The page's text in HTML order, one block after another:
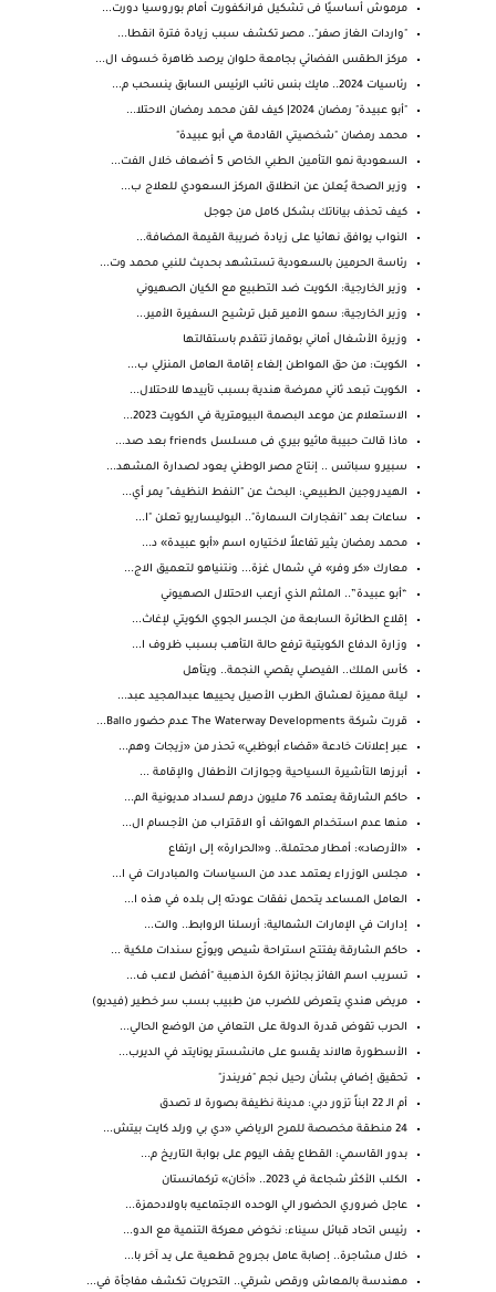
مرموش أساسيًا فى تشكيل فرانكفورت أمام بوروسيا دورت...
"واردات الغاز صفر".. مصر تكشف سبب زيادة فترة انقطا...
مركز الطقس الفضائي بجامعة حلوان يرصد ظاهرة خسوف ال...
رئاسيات 2024.. مايك بنس نائب الرئيس السابق ينسحب م...
"أبو عبيدة" رمضان 2024| كيف لقن محمد رمضان الاحتلا...
محمد رمضان "شخصيتي القادمة هي أبو عبيدة"
السعودية نمو التأمين الطبي الخاص 5 أضعاف خلال الفت...
وزير الصحة يُعلن عن انطلاق المركز السعودي للعلاج ب...
كيف تحذف بياناتك بشكل كامل من جوجل
النواب يوافق نهائيا على زيادة ضريبة القيمة المضافة...
رئاسة الحرمين بالسعودية تستشهد بحديث للنبي محمد وت...
وزير الخارجية: الكويت ضد التطبيع مع الكيان الصهيوني
وزير الخارجية: سمو الأمير قبل ترشيح السفيرة الأمير...
وزيرة الأشغال أماني بوقماز تتقدم باستقالتها
الكويت: من حق المواطن إلغاء إقامة العامل المنزلي ب...
الكويت تبعد ثاني ممرضة هندية بسبب تأييدها للاحتلال...
الاستعلام عن موعد البصمة البيومترية في الكويت 2023...
ماذا قالت حبيبة ماثيو بيري فى مسلسل friends بعد صد...
سبيرو سباتس .. إنتاج مصر الوطني يعود لصدارة المشهد...
الهيدروجين الطبيعي: البحث عن "النفط النظيف" يمر أي...
ساعات بعد "انفجارات السمارة".. البوليساريو تعلن "ا...
محمد رمضان يثير تفاعلاً لاختياره اسم «أبو عبيدة» د...
معارك «كر وفر» في شمال غزة... ونتنياهو لتعميق الاج...
“أبو عبيدة”.. الملثم الذي أرعب الاحتلال الصهيوني
إقلاع الطائرة السابعة من الجسر الجوي الكويتي لإغاث...
وزارة الدفاع الكويتية ترفع حالة التأهب بسبب ظروف ا...
كأس الملك.. الفيصلي يقصي النجمة.. ويتأهل
ليلة مميزة لعشاق الطرب الأصيل يحييها عبدالمجيد عبد...
قررت شركة The Waterway Developments عدم حضور Ballo...
عبر إعلانات خادعة «قضاء أبوظبي» تحذر من «زيجات وهم...
أبرزها التأشيرة السياحية وجوازات الأطفال والإقامة ...
حاكم الشارقة يعتمد 76 مليون درهم لسداد مديونية الم...
منها عدم استخدام الهواتف أو الاقتراب من الأجسام ال...
«الأرصاد»: أمطار محتملة.. و«الحرارة» إلى ارتفاع
مجلس الوزراء يعتمد عدد من السياسات والمبادرات في ا...
العامل المساعد يتحمل نفقات عودته إلى بلده في هذه ا...
إدارات في الإمارات الشمالية: أرسلنا الروابط.. والت...
حاكم الشارقة يفتتح استراحة شيص ويوزّع سندات ملكية ...
تسريب اسم الفائز بجائزة الكرة الذهبية "أفضل لاعب ف...
مريض هندي يتعرض للضرب من طبيب بسب سر خطير (فيديو)
الحرب تقوض قدرة الدولة على التعافي من الوضع الحالي...
الأسطورة هالاند يقسو على مانشستر يونايتد في الديرب...
تحقيق إضافي بشأن رحيل نجم "فريندز"
أم الـ 22 ابناً تزور دبي: مدينة نظيفة بصورة لا تصدق
24 منطقة مخصصة للمرح الرياضي «دي بي ورلد كايت بيتش...
بدور القاسمي: القطاع يقف اليوم على بوابة التاريخ م...
الكلب الأكثر شجاعة في 2023.. «أخان» تركمانستان
عاجل ضروري الحضور الي الوحده الاجتماعيه باولادحمزة...
رئيس اتحاد قبائل سيناء: نخوض معركة التنمية مع الدو...
خلال مشاجرة.. إصابة عامل بجروح قطعية على يد آخر با...
مهندسة بالمعاش ورقص شرقي.. التحريات تكشف مفاجأة في...